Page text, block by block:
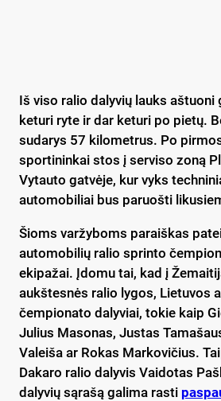
Iš viso ralio dalyvių lauks aštuoni
keturi ryte ir dar keturi po pietų.
sudarys 57 kilometrus. Po
sportininkai stos į serviso zoną
Vytauto gatvėje, kur vyks
automobiliai bus paruošti
Šioms varžyboms paraiškas
automobilių ralio sprinto
ekipažai. Įdomu tai, kad į
aukštesnės ralio lygos, Lietuvos
čempionato dalyviai, tokie kaip
Julius Masonas, Justas
Valeiša ar Rokas Markovičius.
Dakaro ralio dalyvis Vaidotas
dalyvių sąrašą galima rasti